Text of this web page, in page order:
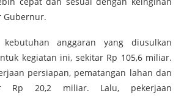
Gubernur.
anggaran yang diusulkan
kegiatan ini, sekitar Rp 105,6 miliar.
persiapan, pematangan lahan dan
Rp 20,2 miliar. Lalu, pekerjaan